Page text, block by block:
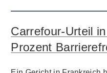
Carrefour-Urteil
Prozent